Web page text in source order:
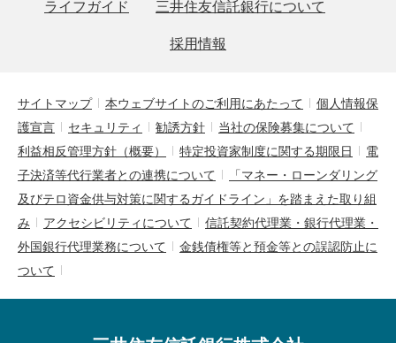
ライフガイド
三井住友信託銀行について
採用情報
サイトマップ 本ウェブサイトのご利用にあたって
個人情報保
護宣言
セキュリティ 勧誘方針
当社の保険募集について
利益相反管理方針（概要）
特定投資家制度に関する期限日
電
子決済等代行業者との連携について
「マネー・ローンダリング
及びテロ資金供与対策に関するガイドライン」を踏まえた取り組
み
アクセシビリティについて
信託契約代理業・銀行代理業・
外国銀行代理業務について
金銭債権等と預金等との誤認防止に
ついて